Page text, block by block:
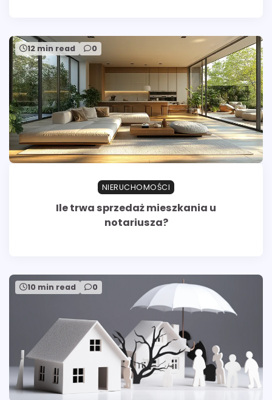
12 min read 0
NIERUCHOMOŚCI
Ile trwa sprzedaż mieszkania u
notariusza?
10 min read 0